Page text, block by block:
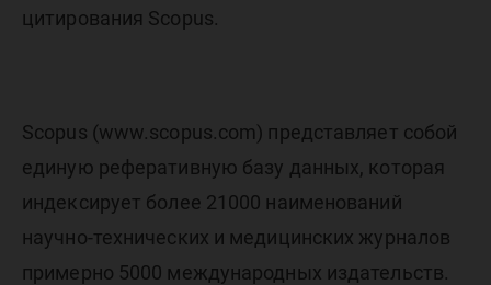
Scopus!
цитирования Scopus.
Scopus (www.scopus.com) представляет собой
единую реферативную базу данных, которая
индексирует более 21000 наименований
научно-технических и медицинских журналов
примерно 5000 международных издательств.